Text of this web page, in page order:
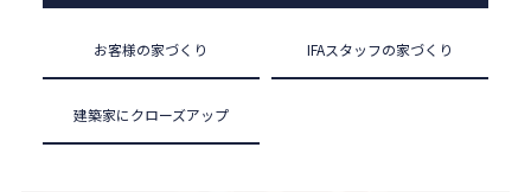
お客様の家づくり IFAスタッフの家づくり
建築家にクローズアップ